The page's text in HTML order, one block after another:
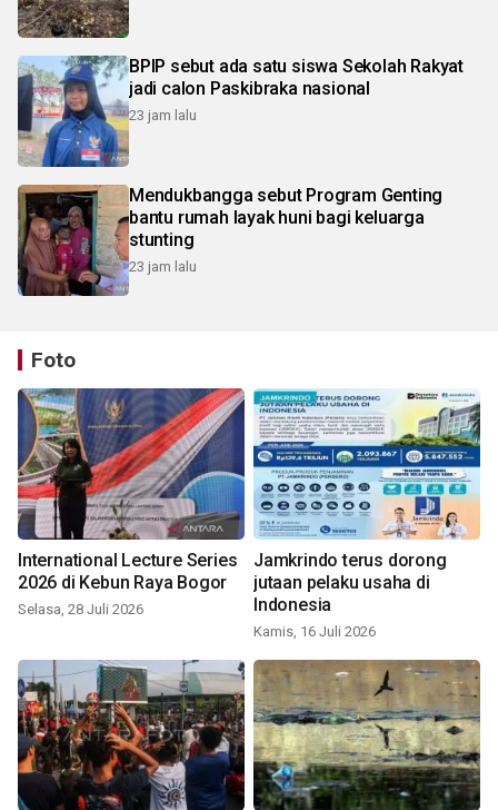
BPIP sebut ada satu siswa Sekolah Rakyat
jadi calon Paskibraka nasional
23 jam lalu
Mendukbangga sebut Program Genting
bantu rumah layak huni bagi keluarga
stunting
23 jam lalu
Foto
International Lecture Series
2026 di Kebun Raya Bogor
Selasa, 28 Juli 2026
Jamkrindo terus dorong
jutaan pelaku usaha di
Indonesia
Kamis, 16 Juli 2026